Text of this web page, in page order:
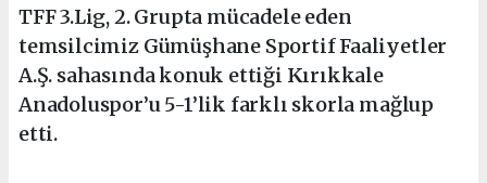
TFF 3.Lig, 2. Grupta mücadele eden
temsilcimiz Gümüşhane Sportif Faaliyetler
A.Ş. sahasında konuk ettiği Kırıkkale
Anadoluspor’u 5-1’lik farklı skorla mağlup
etti.